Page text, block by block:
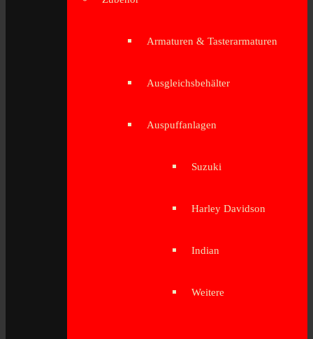
Armaturen & Tasterarmaturen
Ausgleichsbehälter
Auspuffanlagen
Suzuki
Harley Davidson
Indian
Weitere